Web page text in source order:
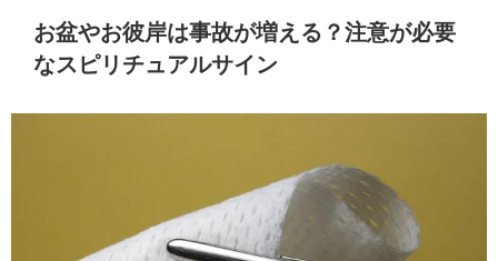
お盆やお彼岸は事故が増える？注意が必要
なスピリチュアルサイン